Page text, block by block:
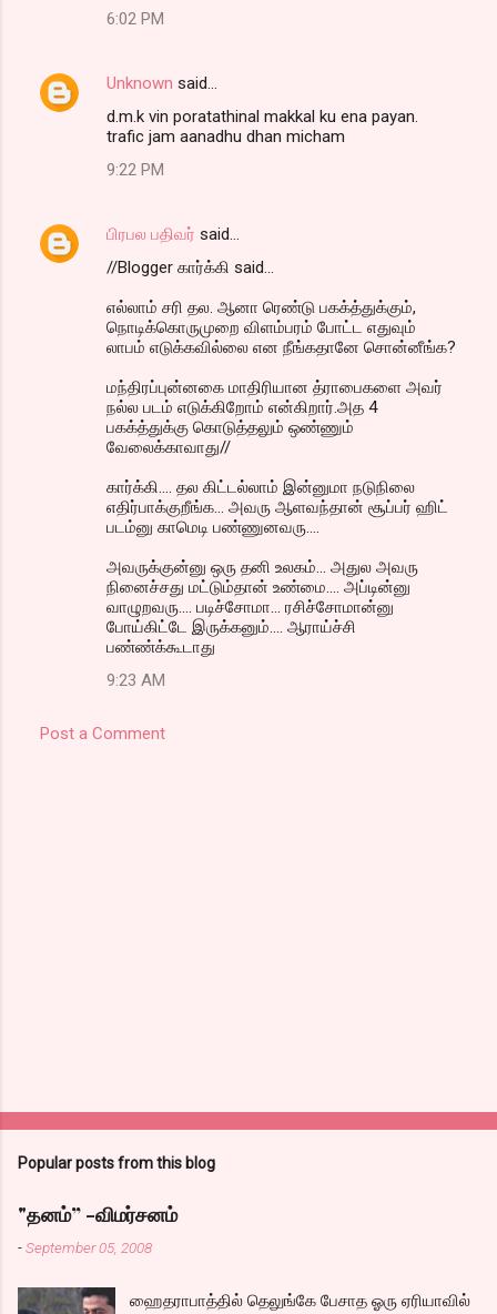
6:02 PM
Unknown said…
d.m.k vin poratathinal makkal ku ena payan.
trafic jam aanadhu dhan micham
9:22 PM
பிரபல பதிவர் said…
//Blogger கார்க்கி said...
எல்லாம் சரி தல. ஆனா ரெண்டு பகக்த்துக்கும்,
நொடிக்கொருமுறை விளம்பரம் போட்ட எதுவும்
லாபம் எடுக்கவில்லை என நீங்கதானே சொன்னீங்க?
மந்திரப்புன்னகை மாதிரியான த்ராபைகளை அவர்
நல்ல படம் எடுக்கிறோம் என்கிறார்.அத 4
பகக்த்துக்கு கொடுத்தலும் ஒண்ணும்
வேலைக்காவாது//
கார்க்கி.... தல கிட்டல்லாம் இன்னுமா நடுநிலை
எதிர்பாக்குறீங்க... அவரு ஆளவந்தான் சூப்பர் ஹிட்
படம்னு காமெடி பண்ணுனவரு....
அவருக்குன்னு ஒரு தனி உலகம்... அதுல அவரு
நினைச்சது மட்டும்தான் உண்மை.... அப்டின்னு
வாழுறவரு.... படிச்சோமா... ரசிச்சோமான்னு
போய்கிட்டே இருக்கனும்.... ஆராய்ச்சி
பண்ண்க்கூடாது
9:23 AM
Post a Comment
Popular posts from this blog
"தனம்” -விமர்சனம்
-September 05, 2008
ஹைதராபாத்தில் தெலுங்கே பேசாத ஓரு ஏரியாவில்